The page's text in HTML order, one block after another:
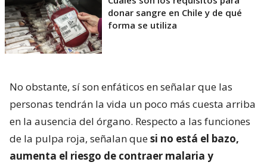
donar sangre en Chile y de qué
forma se utiliza
No obstante, sí son enfáticos en señalar que las
personas tendrán la vida un poco más cuesta arriba
en la ausencia del órgano. Respecto a las funciones
de la pulpa roja, señalan quesi no está el bazo,
aumenta el riesgo de contraer malaria y